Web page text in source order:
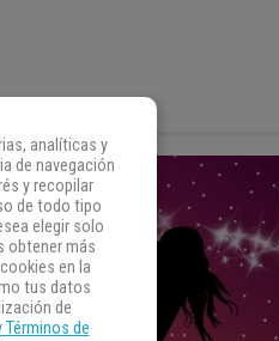
analíticas y
de navegación
y recopilar
de todo tipo
elegir solo
obtener más
en la
tus datos
de
Términos de